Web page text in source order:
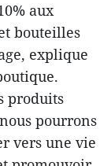
aux
bouteilles
explique
produits
pourrons
vers une vie